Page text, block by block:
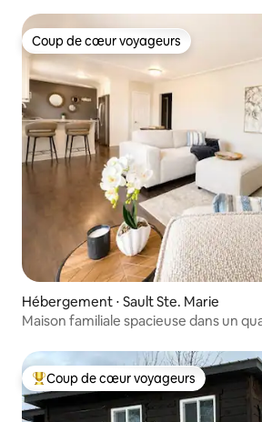
Coup de cœur voyageurs
Coup de cœur voyageurs
Hébergement ⋅ Sault Ste. Marie
Maison familiale spacieuse dans un
Coups de cœur voyageurs les plus
Coup de cœur voyageurs